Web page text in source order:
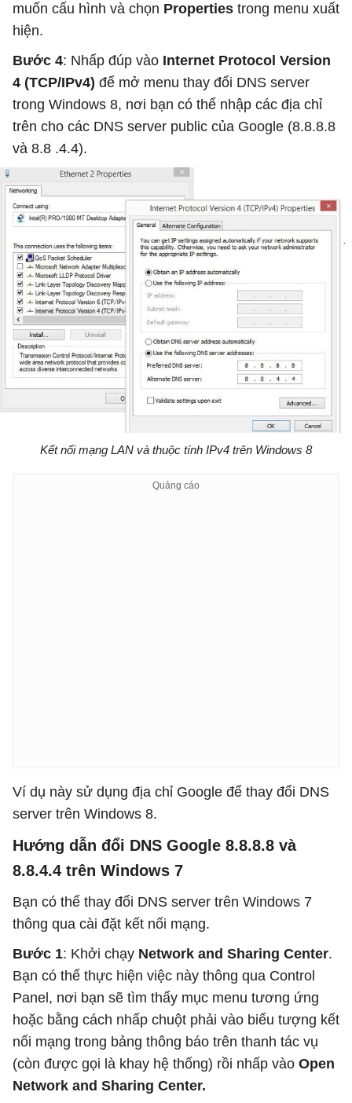
muốn cấu hình và chọn Properties trong menu xuất
hiện.
Bước 4: Nhấp đúp vào Internet Protocol Version
4 (TCP/IPv4) để mở menu thay đổi DNS server
trong Windows 8, nơi bạn có thể nhập các địa chỉ
trên cho các DNS server public của Google (8.8.8.8
và 8.8 .4.4).
Kết nối mạng LAN và thuộc tính IPv4 trên Windows 8
Ví dụ này sử dụng địa chỉ Google để thay đổi DNS
server trên Windows 8.
Hướng dẫn đổi DNS Google 8.8.8.8 và
8.8.4.4 trên Windows 7
Bạn có thể thay đổi DNS server trên Windows 7
thông qua cài đặt kết nối mạng.
Bước 1: Khởi chạy Network and Sharing Center.
Bạn có thể thực hiện việc này thông qua Control
Panel, nơi bạn sẽ tìm thấy mục menu tương ứng
hoặc bằng cách nhấp chuột phải vào biểu tượng kết
nối mạng trong bảng thông báo trên thanh tác vụ
(còn được gọi là khay hệ thống) rồi nhấp vào Open
Network and Sharing Center.